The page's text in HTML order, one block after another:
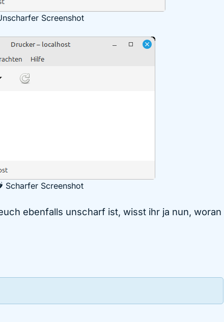
Screenshot
Scharfer Screenshot
ebenfalls unscharf ist, wisst ihr ja nun, woran